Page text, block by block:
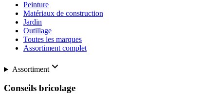
Peinture
Matériaux de construction
Jardin
Outillage
Toutes les marques
Assortiment complet
Assortiment
Conseils bricolage